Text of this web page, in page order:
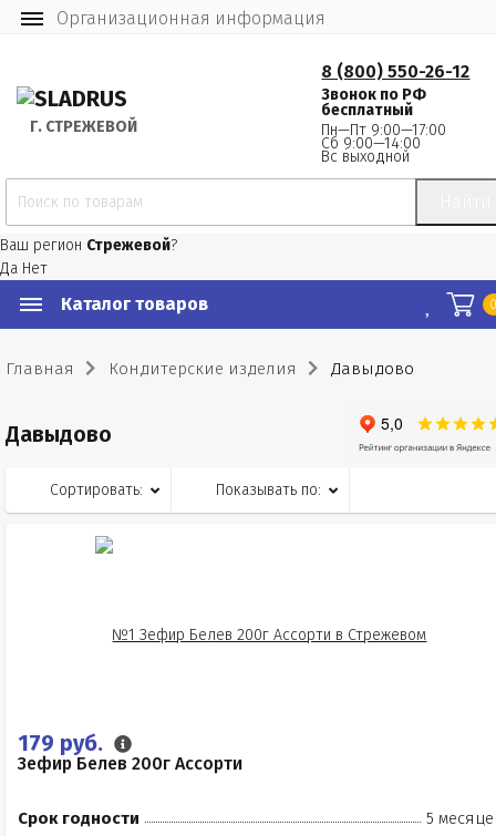
Организационная информация
Г. СТРЕЖЕВОЙ
8 (800) 550-26-12
Звонок по РФ
бесплатный
Пн—Пт 9:00—17:00
Сб 9:00—14:00
Вс выходной
Ваш регион Стрежевой?
Да Нет
Каталог товаров
Главная Кондитерские изделия Давыдово
Давыдово
Сортировать: Показывать по:
179 руб.
Зефир Белев 200г Ассорти
Срок годности
5